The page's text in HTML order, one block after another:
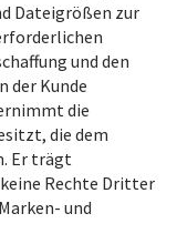
Dateigrößen zur
und den
der Kunde
die
die dem
Er trägt
Rechte Dritter
und